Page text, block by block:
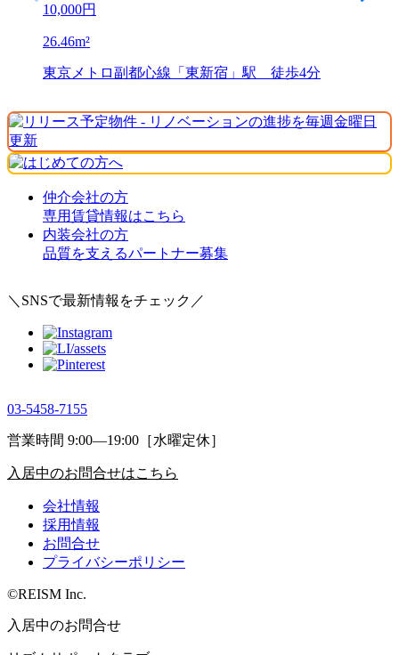
10,000円
26.46m²
東京メトロ副都心線「東新宿」駅 徒歩4分
仲介会社の方
専用賃貸情報はこちら
内装会社の方
品質を支えるパートナー募集
＼SNSで最新情報をチェック／
03-5458-7155
営業時間 9:00―19:00［水曜定休］
入居中のお問合せはこちら
会社情報
採用情報
お問合せ
プライバシーポリシー
©REISM Inc.
入居中のお問合せ